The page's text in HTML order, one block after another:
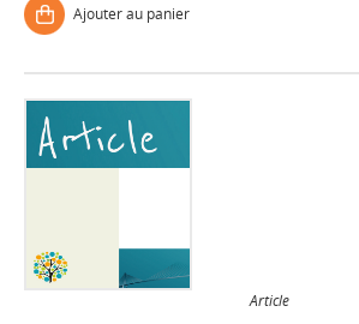
Ajouter au panier
Article